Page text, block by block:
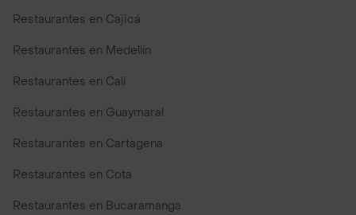
Restaurantes en Cajicá
Restaurantes en Medellín
Restaurantes en Cali
Restaurantes en Guaymaral
Restaurantes en Cartagena
Restaurantes en Cota
Restaurantes en Bucaramanga